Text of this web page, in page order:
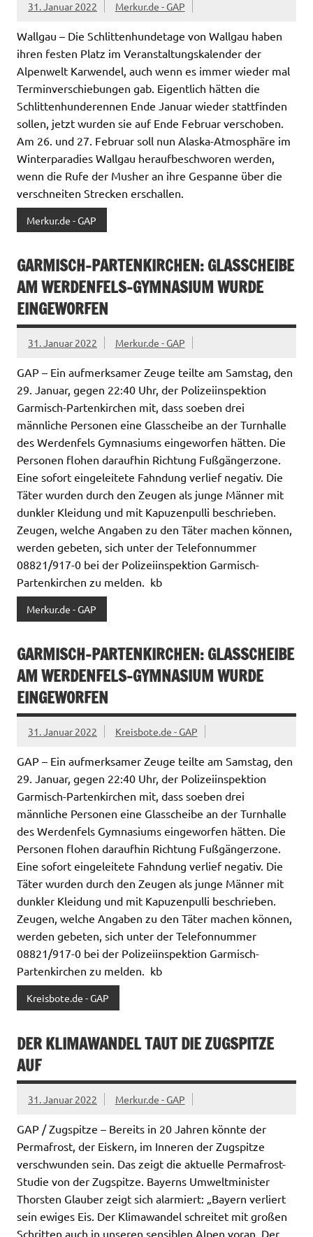
31. Januar 2022 Merkur.de - GAP
Wallgau – Die Schlittenhundetage von Wallgau haben
ihren festen Platz im Veranstaltungskalender der
Alpenwelt Karwendel, auch wenn es immer wieder mal
Terminverschiebungen gab. Eigentlich hätten die
Schlittenhunderennen Ende Januar wieder stattfinden
sollen, jetzt wurden sie auf Ende Februar verschoben.
Am 26. und 27. Februar soll nun Alaska-Atmosphäre im
Winterparadies Wallgau heraufbeschworen werden,
wenn die Rufe der Musher an ihre Gespanne über die
verschneiten Strecken erschallen.
Merkur.de - GAP
GARMISCH-PARTENKIRCHEN: GLASSCHEIBE
AM WERDENFELS-GYMNASIUM WURDE
EINGEWORFEN
31. Januar 2022 Merkur.de - GAP
GAP – Ein aufmerksamer Zeuge teilte am Samstag, den
29. Januar, gegen 22:40 Uhr, der Polizeiinspektion
Garmisch-Partenkirchen mit, dass soeben drei
männliche Personen eine Glasscheibe an der Turnhalle
des Werdenfels Gymnasiums eingeworfen hätten. Die
Personen flohen daraufhin Richtung Fußgängerzone.
Eine sofort eingeleitete Fahndung verlief negativ. Die
Täter wurden durch den Zeugen als junge Männer mit
dunkler Kleidung und mit Kapuzenpulli beschrieben.
Zeugen, welche Angaben zu den Täter machen können,
werden gebeten, sich unter der Telefonnummer
08821/917-0 bei der Polizeiinspektion Garmisch-
Partenkirchen zu melden. kb
Merkur.de - GAP
GARMISCH-PARTENKIRCHEN: GLASSCHEIBE
AM WERDENFELS-GYMNASIUM WURDE
EINGEWORFEN
31. Januar 2022 Kreisbote.de - GAP
GAP – Ein aufmerksamer Zeuge teilte am Samstag, den
29. Januar, gegen 22:40 Uhr, der Polizeiinspektion
Garmisch-Partenkirchen mit, dass soeben drei
männliche Personen eine Glasscheibe an der Turnhalle
des Werdenfels Gymnasiums eingeworfen hätten. Die
Personen flohen daraufhin Richtung Fußgängerzone.
Eine sofort eingeleitete Fahndung verlief negativ. Die
Täter wurden durch den Zeugen als junge Männer mit
dunkler Kleidung und mit Kapuzenpulli beschrieben.
Zeugen, welche Angaben zu den Täter machen können,
werden gebeten, sich unter der Telefonnummer
08821/917-0 bei der Polizeiinspektion Garmisch-
Partenkirchen zu melden. kb
Kreisbote.de - GAP
DER KLIMAWANDEL TAUT DIE ZUGSPITZE
AUF
31. Januar 2022 Merkur.de - GAP
GAP / Zugspitze – Bereits in 20 Jahren könnte der
Perma­frost, der Eiskern, im Inneren der Zugspitze
verschwunden sein. Das zeigt die aktuelle Perma­frost-
Studie von der Zugspitze. Bayerns Umweltminister
Thorsten Glauber zeigt sich alarmiert: „Bayern verliert
sein ewiges Eis. Der Klimawandel schreitet mit großen
Schritten auch in unseren sensiblen Alpen voran. Der